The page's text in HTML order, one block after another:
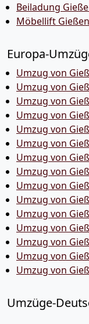
Beiladung
Möbellift Gießen
Europa-
Umzug von
Umzug von
Umzug von
Umzug von
Umzug von
Umzug von
Umzug von
Umzug von
Umzug von
Umzug von
Umzug von
Umzug von
Umzug von
Umzug von
Umzug von
Umzüge-